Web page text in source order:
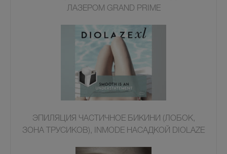
ЛАЗЕРОМ GRAND PRIME
ЭПИЛЯЦИЯ ЧАСТИЧНОЕ БИКИНИ (ЛОБОК,
ЗОНА ТРУСИКОВ), INMODE НАСАДКОЙ DIOLAZE